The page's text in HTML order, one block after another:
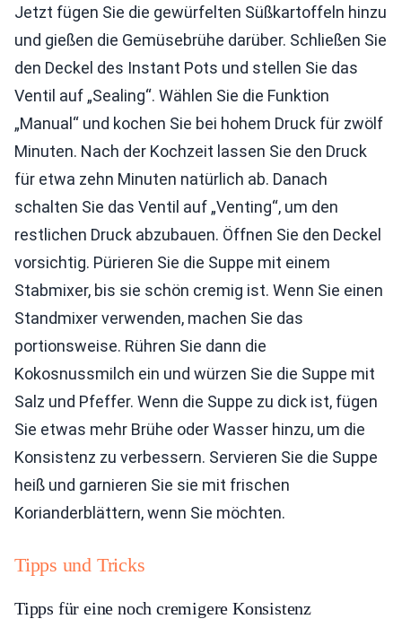
Jetzt fügen Sie die gewürfelten Süßkartoffeln hinzu
und gießen die Gemüsebrühe darüber. Schließen Sie
den Deckel des Instant Pots und stellen Sie das
Ventil auf „Sealing“. Wählen Sie die Funktion
„Manual“ und kochen Sie bei hohem Druck für zwölf
Minuten. Nach der Kochzeit lassen Sie den Druck
für etwa zehn Minuten natürlich ab. Danach
schalten Sie das Ventil auf „Venting“, um den
restlichen Druck abzubauen. Öffnen Sie den Deckel
vorsichtig. Pürieren Sie die Suppe mit einem
Stabmixer, bis sie schön cremig ist. Wenn Sie einen
Standmixer verwenden, machen Sie das
portionsweise. Rühren Sie dann die
Kokosnussmilch ein und würzen Sie die Suppe mit
Salz und Pfeffer. Wenn die Suppe zu dick ist, fügen
Sie etwas mehr Brühe oder Wasser hinzu, um die
Konsistenz zu verbessern. Servieren Sie die Suppe
heiß und garnieren Sie sie mit frischen
Korianderblättern, wenn Sie möchten.
Tipps und Tricks
Tipps für eine noch cremigere Konsistenz